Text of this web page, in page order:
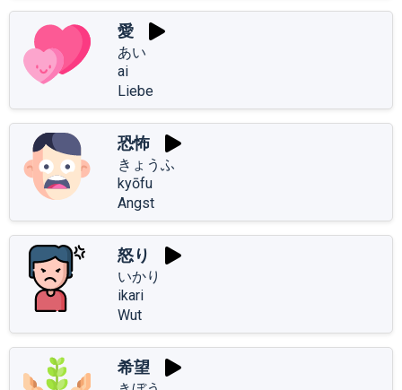
愛
あい
ai
Liebe
恐怖
きょうふ
kyōfu
Angst
怒り
いかり
ikari
Wut
希望